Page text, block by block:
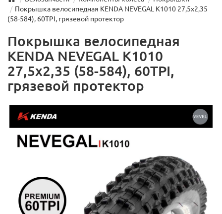
Покрышка велосипедная KENDA NEVEGAL K1010 27,5x2,35
(58-584), 60TPI, грязевой протектор
Покрышка велосипедная
KENDA NEVEGAL K1010
27,5x2,35 (58-584), 60TPI,
грязевой протектор